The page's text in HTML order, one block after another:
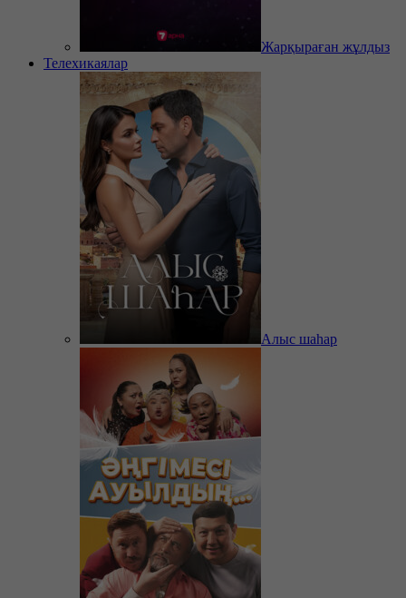
Жарқыраған жұлдыз
Телехикаялар
Алыс шаһар